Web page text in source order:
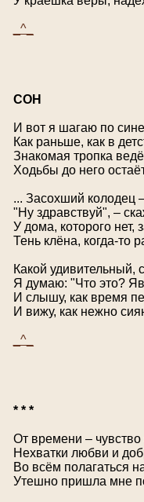
_^_
СОН
И вот я шагаю по
Как раньше, как в
Знакомая тропка
Ходьбы до него
... Засохший колодец
"Ну здравствуй", –
У дома, которого нет,
Тень клёна, когда-то
Какой удивительный,
Я думаю: "Что это?
И слышу, как время
И вижу, как нежно
_^_
* * *
От времени – чувство
Нехватки любви и
Во всём полагаться
Утешно пришла мне